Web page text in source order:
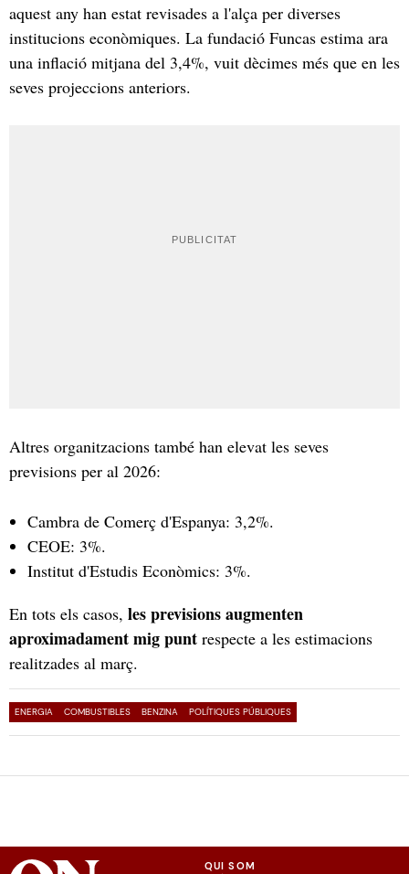
aquest any han estat revisades a l'alça per diverses
institucions econòmiques. La fundació Funcas estima ara
una inflació mitjana del 3,4%, vuit dècimes més que en les
seves projeccions anteriors.
Altres organitzacions també han elevat les seves
previsions per al 2026:
Cambra de Comerç d'Espanya: 3,2%.
CEOE: 3%.
Institut d'Estudis Econòmics: 3%.
En tots els casos, les previsions augmenten
aproximadament mig punt respecte a les estimacions
realitzades al març.
ENERGIA COMBUSTIBLES BENZINA POLÍTIQUES PÚBLIQUES
QUI SOM